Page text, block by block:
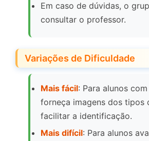
Em caso de dúvidas, o
consultar o professor.
Variações de Dificuldade
Mais fácil: Para alunos
forneça imagens dos tipos
facilitar a identificação.
Mais difícil: Para alunos